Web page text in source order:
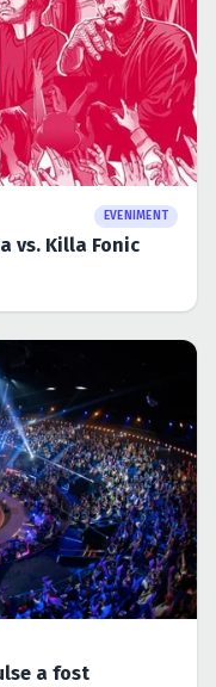
EVENIMENT
vs. Killa Fonic
a fost